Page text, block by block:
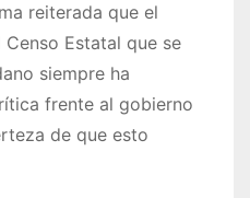
reiterada que el
Estatal que se
siempre ha
frente al gobierno
de que esto